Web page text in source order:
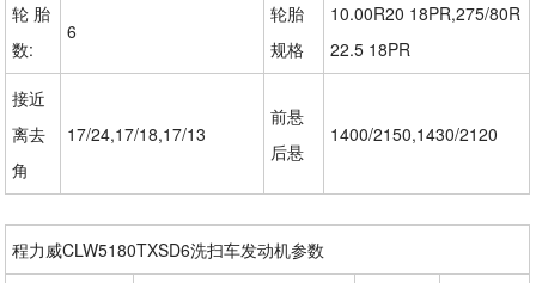
轮 胎
数:
6
轮胎
规格
10.00R20 18PR,275/80R
22.5 18PR
接近
离去
角
17/24,17/18,17/13
前悬
后悬
1400/2150,1430/2120
程力威CLW5180TXSD6洗扫车发动机参数